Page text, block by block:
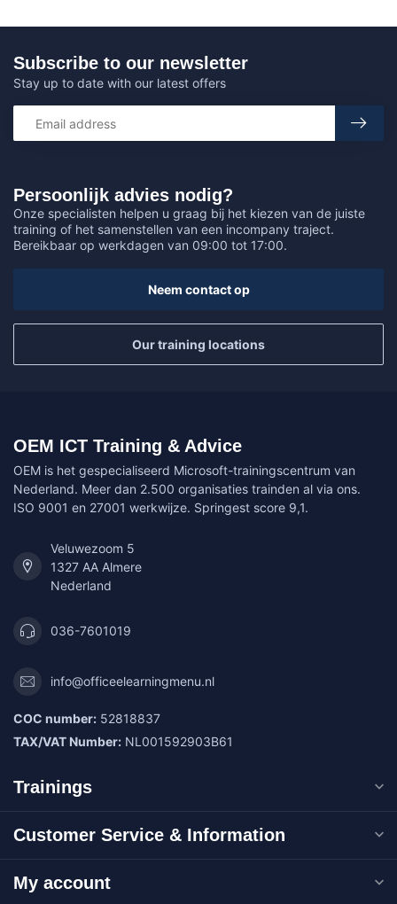
Persoonlijk advies nodig?
Onze specialisten helpen u graag bij het kiezen van de juiste
training of het samenstellen van een incompany traject.
Bereikbaar op werkdagen van 09:00 tot 17:00.
Neem contact op
Our training locations
Subscribe to our newsletter
Stay up to date with our latest offers
OEM ICT Training & Advice
OEM is het gespecialiseerd Microsoft-trainingscentrum van
Nederland. Meer dan 2.500 organisaties trainden al via ons.
ISO 9001 en 27001 werkwijze. Springest score 9,1.
Veluwezoom 5
1327 AA Almere
Nederland
036-7601019
info@officeelearningmenu.nl
COC number: 52818837
TAX/VAT Number: NL001592903B61
Trainings
Customer Service & Information
My account